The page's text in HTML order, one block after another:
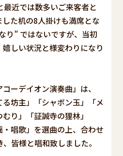
近では数多いご来客者と
た机の8人掛けも満席とな
り” ではないですが、当初
しい状況と様変わりになり
ーデイオン演奏曲」は、
る坊主」「シャボン玉」「メ
り」「証誠寺の狸林」
唱歌」を選曲の上、合わせ
皆様と唱和致しました。